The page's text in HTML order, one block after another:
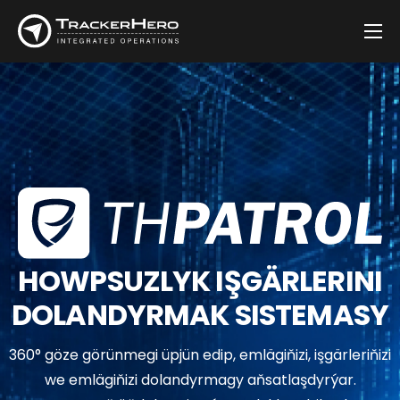
Kompaniýa
çözgütler
Müşderiler
Blog
Habarlaşmak
HOWPSUZLYK IŞGÄRLERINI
DOLANDYRMAK SISTEMASY
360° göze görünmegi üpjün edip, emlägiňizi, işgärleriňizi
we emlägiňizi dolandyrmagy aňsatlaşdyrýar.